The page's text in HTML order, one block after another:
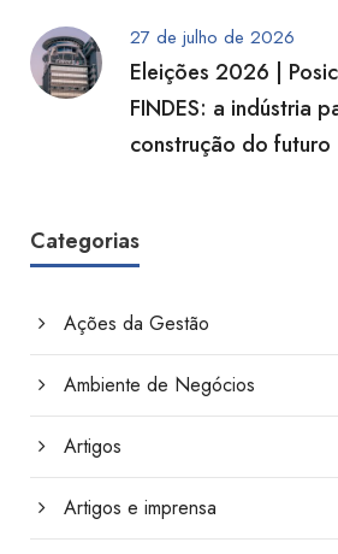
27 de julho de 2026
Eleições 2026 |
FINDES: a indústria
construção do futuro
Categorias
Ações da Gestão
Ambiente de Negócios
Artigos
Artigos e imprensa